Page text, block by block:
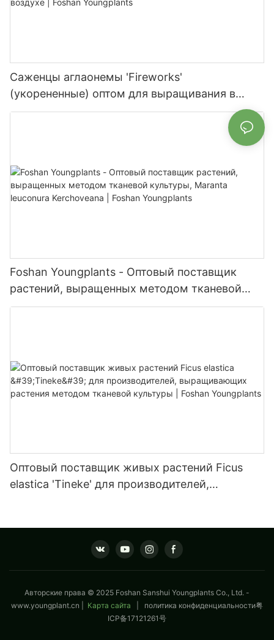
Саженцы аглаонемы 'Fireworks'
(укорененные) оптом для выращивания в
помещении и на открытом воздухе | Foshan
Foshan Youngplants - Оптовый поставщик
растений, выращенных методом тканевой
культуры, Maranta leuconura Kerchoveana |
Оптовый поставщик живых растений Ficus
elastica 'Tineke' для производителей,
Авторские права © 2025 Foshan Sanshui Youngplants Co., Ltd. -
www.youngplant.cn
Карта сайта политика конфиденциальности粤
ICP备17121261号